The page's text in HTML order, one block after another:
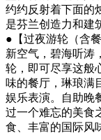
约约反射着下面的
是芬兰创造力和建
●【过夜游轮（含
新空气，碧海听涛
轮，即可尽享这般
味的餐厅，琳琅满
娱乐表演。自助晚
过一个难忘的美食
食、丰富的国际风